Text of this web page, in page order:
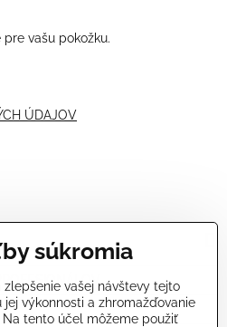
vašu pokožku.
ÚDAJOV
súkromia
zlepšenie vašej návštevy tejto
výkonnosti a zhromažďovanie
Na tento účel môžeme použiť